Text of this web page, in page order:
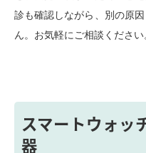
診も確認しながら、別の原
ん。お気軽にご相談ください
スマートウォッ
器